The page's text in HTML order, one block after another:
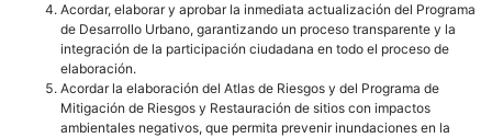
Acordar, elaborar y aprobar la inmediata actualización del Programa
de Desarrollo Urbano, garantizando un proceso transparente y la
integración de la participación ciudadana en todo el proceso de
elaboración.
Acordar la elaboración del Atlas de Riesgos y del Programa de
Mitigación de Riesgos y Restauración de sitios con impactos
ambientales negativos, que permita prevenir inundaciones en la